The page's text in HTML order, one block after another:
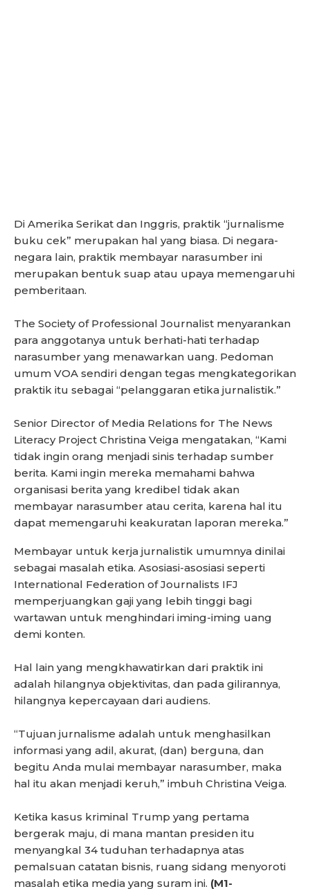
Di Amerika Serikat dan Inggris, praktik “jurnalisme
buku cek” merupakan hal yang biasa. Di negara-
negara lain, praktik membayar narasumber ini
merupakan bentuk suap atau upaya memengaruhi
pemberitaan.
The Society of Professional Journalist menyarankan
para anggotanya untuk berhati-hati terhadap
narasumber yang menawarkan uang. Pedoman
umum VOA sendiri dengan tegas mengkategorikan
praktik itu sebagai “pelanggaran etika jurnalistik.”
Senior Director of Media Relations for The News
Literacy Project Christina Veiga mengatakan, “Kami
tidak ingin orang menjadi sinis terhadap sumber
berita. Kami ingin mereka memahami bahwa
organisasi berita yang kredibel tidak akan
membayar narasumber atau cerita, karena hal itu
dapat memengaruhi keakuratan laporan mereka.”
Membayar untuk kerja jurnalistik umumnya dinilai
sebagai masalah etika. Asosiasi-asosiasi seperti
International Federation of Journalists IFJ
memperjuangkan gaji yang lebih tinggi bagi
wartawan untuk menghindari iming-iming uang
demi konten.
Hal lain yang mengkhawatirkan dari praktik ini
adalah hilangnya objektivitas, dan pada gilirannya,
hilangnya kepercayaan dari audiens.
“Tujuan jurnalisme adalah untuk menghasilkan
informasi yang adil, akurat, (dan) berguna, dan
begitu Anda mulai membayar narasumber, maka
hal itu akan menjadi keruh,” imbuh Christina Veiga.
Ketika kasus kriminal Trump yang pertama
bergerak maju, di mana mantan presiden itu
menyangkal 34 tuduhan terhadapnya atas
pemalsuan catatan bisnis, ruang sidang menyoroti
masalah etika media yang suram ini. (M1-